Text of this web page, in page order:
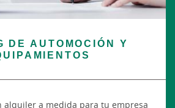
DE AUTOMOCIÓN Y
alquiler a medida para tu empresa